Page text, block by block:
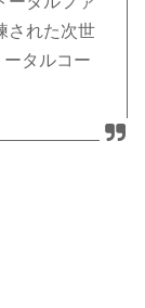
された次世
タルコー